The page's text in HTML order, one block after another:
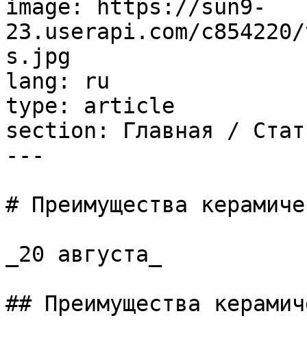
image: https://sun9-
23.userapi.com/c854220/
s.jpg
lang: ru
type: article
section: Главная /
---
# Преимущества
_20 августа_
## Преимущества